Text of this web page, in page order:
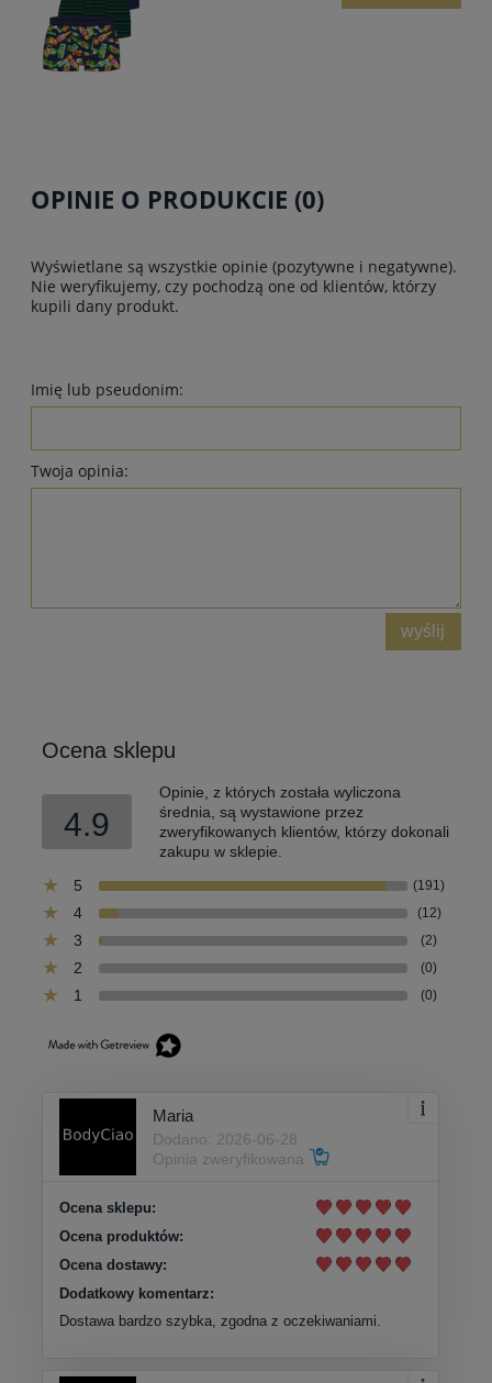
OPINIE O PRODUKCIE (0)
Wyświetlane są wszystkie opinie (pozytywne i negatywne).
Nie weryfikujemy, czy pochodzą one od klientów, którzy
kupili dany produkt.
Imię lub pseudonim:
Twoja opinia:
wyślij
Ocena sklepu
4.9
Opinie, z których została wyliczona
średnia, są wystawione przez
zweryfikowanych klientów, którzy dokonali
zakupu w sklepie.
5
(191)
4 (12)
3 (2)
2 (0)
1 (0)
Maria
Dodano: 2026-06-28
Opinia zweryfikowana
Ocena sklepu:
Ocena produktów:
Ocena dostawy:
Dodatkowy komentarz:
Dostawa bardzo szybka, zgodna z oczekiwaniami.